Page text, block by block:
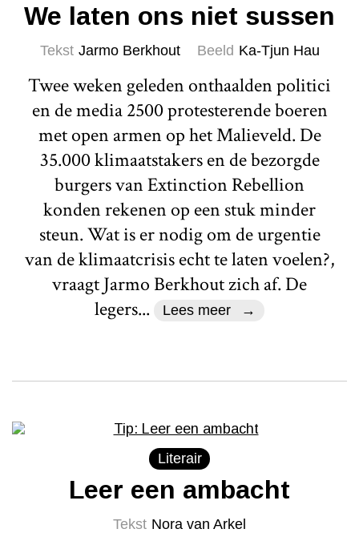
We laten ons niet sussen
Tekst Jarmo Berkhout Beeld Ka-Tjun Hau
Twee weken geleden onthaalden politici
en de media 2500 protesterende boeren
met open armen op het Malieveld. De
35.000 klimaatstakers en de bezorgde
burgers van Extinction Rebellion
konden rekenen op een stuk minder
steun. Wat is er nodig om de urgentie
van de klimaatcrisis echt te laten voelen?,
vraagt Jarmo Berkhout zich af. De
legers...
Lees meer
Literair
Leer een ambacht
Tekst Nora van Arkel